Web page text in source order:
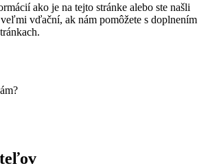
ako je na tejto stránke alebo ste našli
vďační, ak nám pomôžete s doplnením